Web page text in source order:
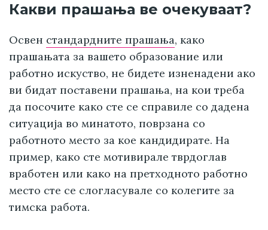
Какви прашања ве очекуваат?
Освен стандардните прашања, како
прашањата за вашето образование или
работно искуство, не бидете изненадени ако
ви бидат поставени прашања, на кои треба
да посочите како сте се справиле со дадена
ситуација во минатото, поврзана со
работното место за кое кандидирате. На
пример, како сте мотивирале тврдоглав
вработен или како на претходното работно
место сте се слогласувале со колегите за
тимска работа.